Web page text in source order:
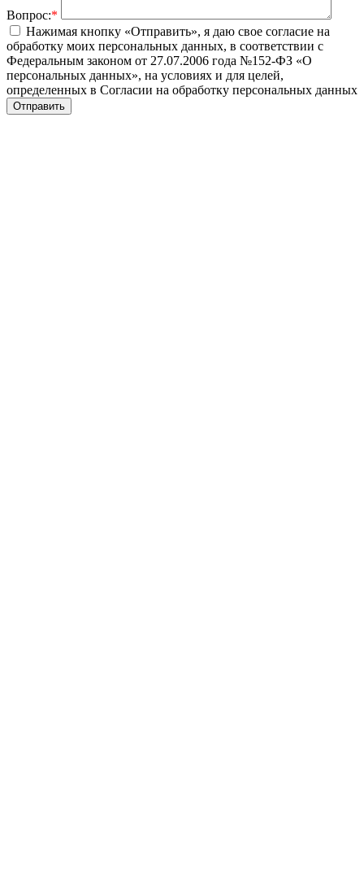
Вопрос:*
Нажимая кнопку «Отправить», я даю свое согласие на
обработку моих персональных данных, в соответствии с
Федеральным законом от 27.07.2006 года №152-ФЗ «О
персональных данных», на условиях и для целей,
определенных в Согласии на обработку персональных данных